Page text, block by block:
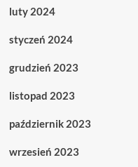
luty 2024
styczeń 2024
grudzień 2023
listopad 2023
październik 2023
wrzesień 2023